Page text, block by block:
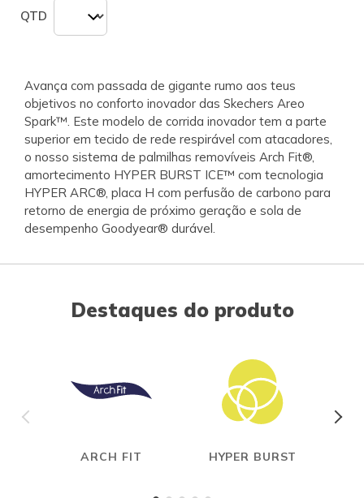
QTD
Avança com passada de gigante rumo aos teus
objetivos no conforto inovador das Skechers Areo
Spark™. Este modelo de corrida inovador tem a parte
superior em tecido de rede respirável com atacadores,
o nosso sistema de palmilhas removíveis Arch Fit®,
amortecimento HYPER BURST ICE™ com tecnologia
HYPER ARC®, placa H com perfusão de carbono para
retorno de energia de próximo geração e sola de
desempenho Goodyear® durável.
Destaques do produto
ARCH FIT HYPER BURST